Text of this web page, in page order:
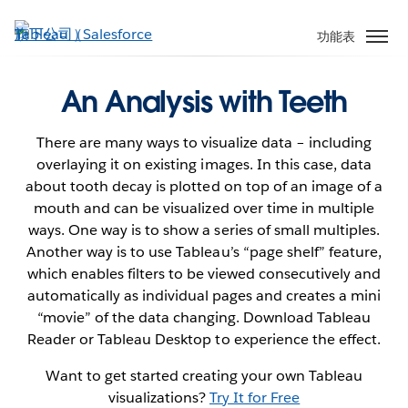
至
功能表
An Analysis with Teeth
There are many ways to visualize data – including
overlaying it on existing images. In this case, data
about tooth decay is plotted on top of an image of a
mouth and can be visualized over time in multiple
ways. One way is to show a series of small multiples.
Another way is to use Tableau’s “page shelf” feature,
which enables filters to be viewed consecutively and
automatically as individual pages and creates a mini
“movie” of the data changing. Download Tableau
Reader or Tableau Desktop to experience the effect.
Want to get started creating your own Tableau
visualizations?Try It for Free